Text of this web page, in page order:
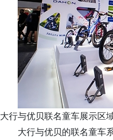
大行与优贝联名童车展示区
大行与优贝的联名童车